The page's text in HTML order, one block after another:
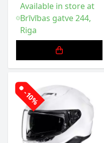
Available in store at
Brīvības gatve 244,
Riga
-10%